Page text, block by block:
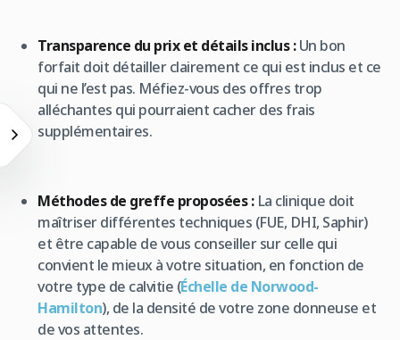
Transparence du prix et détails inclus :Un bon
forfait doit détailler clairement ce qui est inclus et ce
qui ne l’est pas. Méfiez-vous des offres trop
alléchantes qui pourraient cacher des frais
supplémentaires.
Méthodes de greffe proposées :La clinique doit
maîtriser différentes techniques (FUE, DHI, Saphir)
et être capable de vous conseiller sur celle qui
convient le mieux à votre situation, en fonction de
votre type de calvitie (Échelle de Norwood-
Hamilton), de la densité de votre zone donneuse et
de vos attentes.